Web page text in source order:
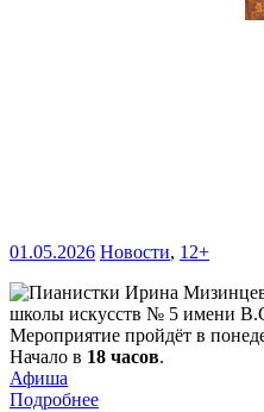
01.05.2026 Новости, 12+
школы искусств № 5 имени
Мероприятие пройдёт в
Начало в 18 часов.
Афиша
Подробнее